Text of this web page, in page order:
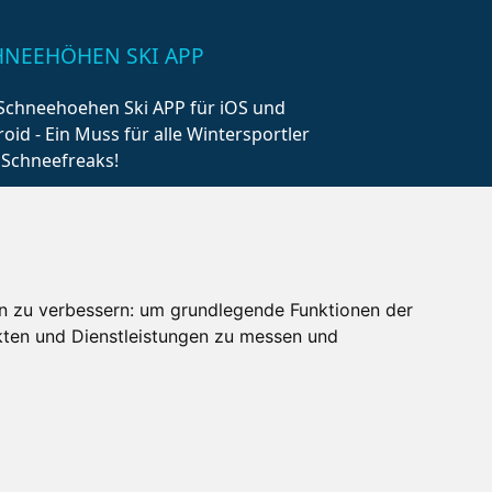
zu verbessern: um grundlegende Funktionen der
und Dienstleistungen zu messen und
SKI APP
Ski APP für iOS und
- Ein Muss für alle Wintersportler